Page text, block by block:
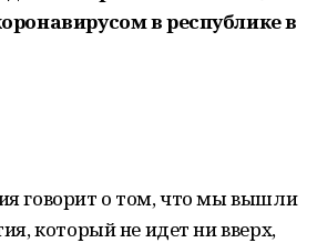
в республике в
говорит о том, что мы вышли
который не идет ни вверх,